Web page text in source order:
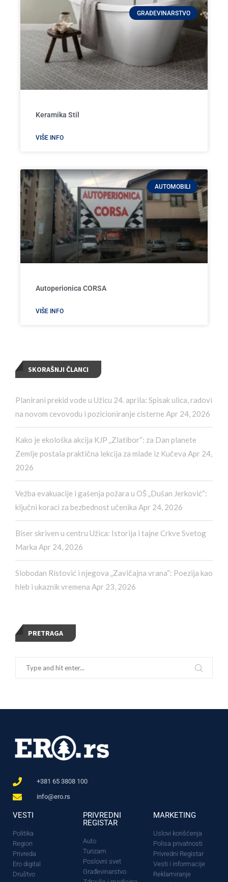
GRAĐEVINARSTVO
Keramika Stil
VIŠE INFO
AUTOMOBILI
Autoperionica CORSA
VIŠE INFO
SKORAŠNJI ČLANCI
Planirani prekid vode u Užicu 24. aprila: Spisak ulica, radovi
na novom cevovodu i pozicioniranje cisterne Apr 24, 2026
Kako je ekološka akcija KJP „Zlatibor“: za Dan planete
Zemlje postala praktična lekcija za mlade iz Kučeva Apr 24,
2026
Vežba evakuacije i gašenja požara u OŠ „Dušan Jerković“:
ključni koraci za bezbednost učenika Apr 24, 2026
Biser skriven u centru Užica: Istorija i tajne Crkve Svetog
Marka Apr 24, 2026
Slobodan Ristović i njegova „Zavičajna vrana“: Poezija kao
hleb i ukaznik vremena Apr 23, 2026
PRETRAGA
+381 65 3808 100
info@ero.rs
VESTI
Politika
Region
Privreda
Ero digital
Društvo
PRIVREDNI
REGISTAR
Auto
Turizam
Poslovni svet
Građevinarstvo
MARKETING
Uslovi korišćenja
Polisa privatnosti
Privredni Registar
Vesti i informacije
Reklamiranje